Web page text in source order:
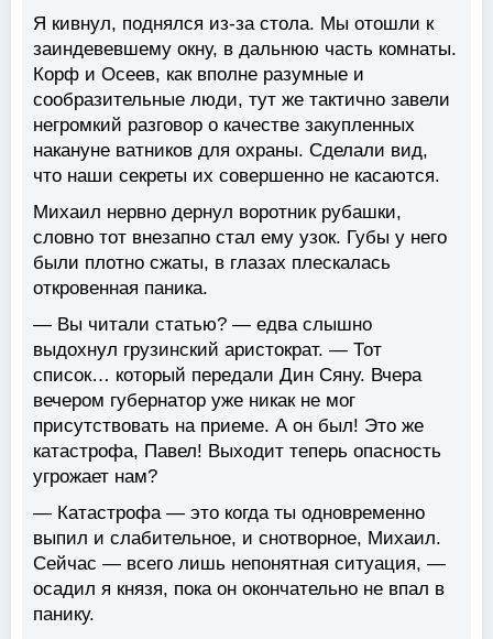
Я кивнул, поднялся из-за стола. Мы отошли к
заиндевевшему окну, в дальнюю часть комнаты.
Корф и Осеев, как вполне разумные и
сообразительные люди, тут же тактично завели
негромкий разговор о качестве закупленных
накануне ватников для охраны. Сделали вид,
что наши секреты их совершенно не касаются.
Михаил нервно дернул воротник рубашки,
словно тот внезапно стал ему узок. Губы у него
были плотно сжаты, в глазах плескалась
откровенная паника.
— Вы читали статью? — едва слышно
выдохнул грузинский аристократ. — Тот
список… который передали Дин Сяну. Вчера
вечером губернатор уже никак не мог
присутствовать на приеме. А он был! Это же
катастрофа, Павел! Выходит теперь опасность
угрожает нам?
— Катастрофа — это когда ты одновременно
выпил и слабительное, и снотворное, Михаил.
Сейчас — всего лишь непонятная ситуация, —
осадил я князя, пока он окончательно не впал в
панику.